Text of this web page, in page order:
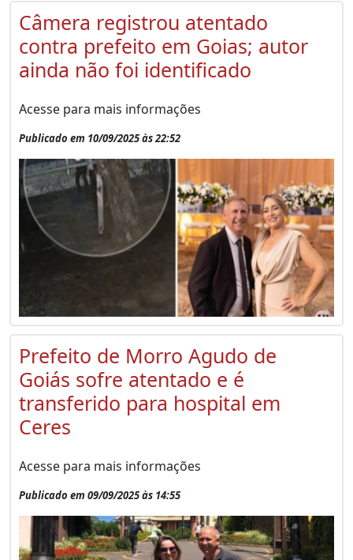
Câmera registrou atentado
contra prefeito em Goias; autor
ainda não foi identificado
Acesse para mais informações
Publicado em 10/09/2025 às 22:52
Prefeito de Morro Agudo de
Goiás sofre atentado e é
transferido para hospital em
Ceres
Acesse para mais informações
Publicado em 09/09/2025 às 14:55